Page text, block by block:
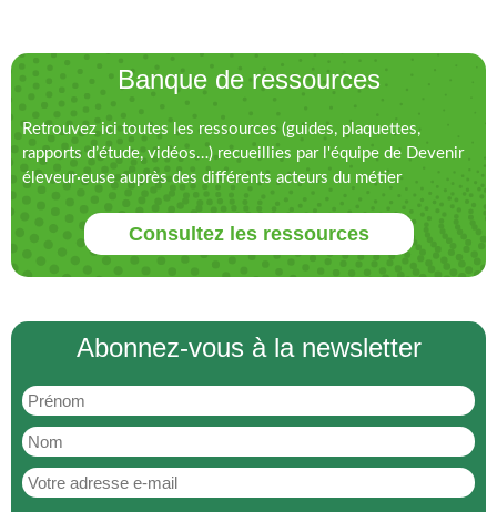
Banque de ressources
Retrouvez ici toutes les ressources (guides, plaquettes,
rapports d’étude, vidéos…) recueillies par l'équipe de Devenir
éleveur·euse auprès des différents acteurs du métier
Consultez les ressources
Abonnez-vous à la newsletter